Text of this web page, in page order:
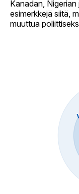
Kanadan,
esimerkkejä siitä,
muuttua